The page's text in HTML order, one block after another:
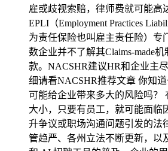
雇或歧视索赔，律师费就可能高
EPLI（Employment Practices
为责任保险也叫雇主责任险）专
数企业并不了解其Claims-made
款。NACSHR建议HR和企业主
细请看NACSHR推荐文章 你知道
可能给企业带来多大的风险吗？
大小，只要有员工，就可能面临
升争议或职场沟通问题引发的法
管趋严、各州立法不断更新，以